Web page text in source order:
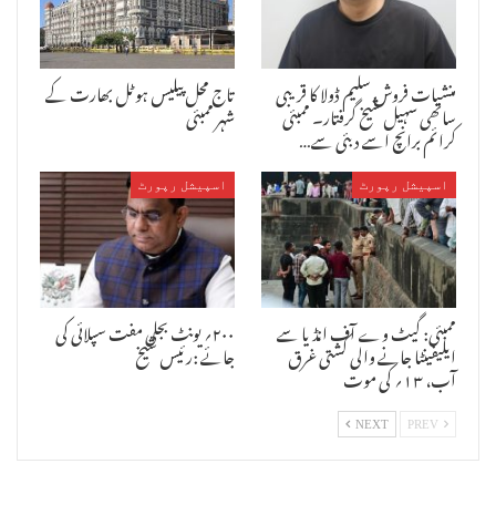
انجمن اسلام کے وکیل ایس ایس قاضی نے ٹریبونل کے سامنے اس کی تفصیل پیش
کی اور انہوں نے ٹریبونل سے بنگالی گینگ کو معافی مانگنے کو کہا ۔ اس
پر ٹریبونل سنجیدگی دکھاتے ہوئے بنگالی گینگ کو تحریری طور پر معافی
مانگنے پر مجبور کیا ۔ اب اس سلسلے میں بنگالی گینگ کی تھوتھو ہو رہی
ہے اور اب جس اثر و رسوخ کی ڈینگیں مارتا تھا اس میں گھن لگتی نظر آرہا
ہے ۔
انجمن اسلام کی جگہ جس پر بنگالی نے غیر قانونی طور سے قبضہ کیا ہوا ہے
اس پر اس کے ذریعہ بنائی گئی چینج رپورٹ کو لے کر انجمن اسلام نے وقف
ٹریبونل میں اسے چیلنج کیا تھا اس کے جواب میں وقف ٹریبونل نے بنگالی
کے ذریعہ بنائی گئی چینج رپورٹ کو ہمیشہ کیلئے مسترد کردیا تھا ۔
جیسے ہی بنگالی بابا کے ذریعہ بنائی گئی چینج رپورٹ کو ٹریبونل میں
مسترد کیا بابا بنگالی بوکھلا گیا اور اس نے ہائی کورٹ کا دروازہ
کھٹکھٹایا اور معالے کی فوری سماعت کی اپیل کی لیکن فوری سماعت کیلئے
کورٹ نے وضاحت مانگی جسے پیش کرنے میں ناکامی پر بنگالی گینگ پر
جرمانہ بھی عائد کیا ، اس طرح سے اسے ہائی کورٹ سے بھی نامرادی اور
منشیات فروش سلیم ڈولا کا قریبی
ساتھی سہیل شیخ گرفتار۔ ممبئی
کرائم برانچ اسے دبئی سے…
تاج محل پیلیس ہوٹل بھارت کے
شہر ممبئی
اسپیشل رپورٹ
ممبئی: گیٹ وے آف انڈیا سے
ایلیفینٹا جانے والی کشتی غرق
آب، ۱۳؍ کی موت
اسپیشل رپورٹ
۲۰۰؍ یونٹ بجلی مفت سپلائی کی
جائے :رئیس شیخ
NEXT